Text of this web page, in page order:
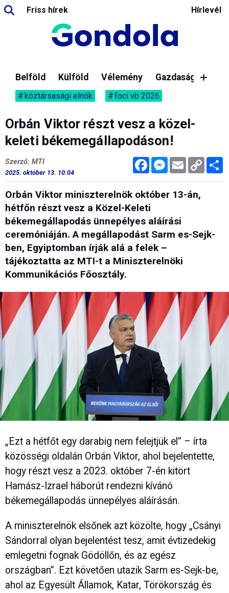
Friss hírek Hírlevél
Belföld Külföld Vélemény Gazdaság
köztársasági elnök foci vb 2026
Orbán Viktor részt vesz a közel-
keleti békemegállapodáson!
FacebookMessenger
Email Copy
Link
Szerző: MTI
2025. október 13. 10:04
Orbán Viktor miniszterelnök október 13-án,
hétfőn részt vesz a Közel-Keleti
békemegállapodás ünnepélyes aláírási
ceremóniáján. A megállapodást Sarm es-Sejk-
ben, Egyiptomban írják alá a felek –
tájékoztatta az MTI-t a Miniszterelnöki
Kommunikációs Főosztály.
„Ezt a hétfőt egy darabig nem felejtjük el” – írta
közösségi oldalán Orbán Viktor, ahol bejelentette,
hogy részt vesz a 2023. október 7-én kitört
Hamász-Izrael háborút rendezni kívánó
békemegállapodás ünnepélyes aláírásán.
A miniszterelnök elsőnek azt közölte, hogy „Csányi
Sándorral olyan bejelentést tesz, amit évtizedekig
emlegetni fognak Gödöllőn, és az egész
országban”. Ezt követően utazik Sarm es-Sejk-be,
ahol az Egyesült Államok, Katar, Törökország és